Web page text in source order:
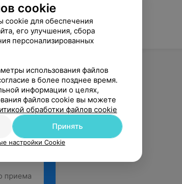
6
и к
cookie
cookie для обеспечения
его улучшения, сбора
персонализированных
использования файлов
в более позднее время.
информации о целях,
файлов cookie вы можете
обработки файлов cookie
Принять
настройки Cookie